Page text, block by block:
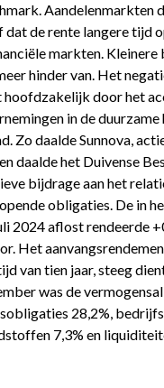
Aandelenmarkten
dat de rente langere tijd
markten.
hinder van. Het
hoofdzakelijk door het
in de
Zo daalde Sunnova,
daalde het Duivense
bijdrage aan het
obligaties. De in
2024 aflost rendeerde
Het
van tien jaar, steeg
was de
28,2%,
7,3% en